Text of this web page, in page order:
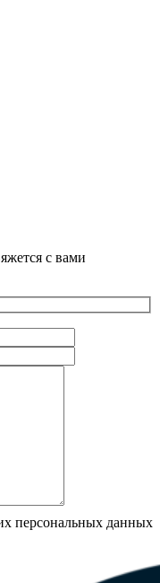
с вами
персональных данных